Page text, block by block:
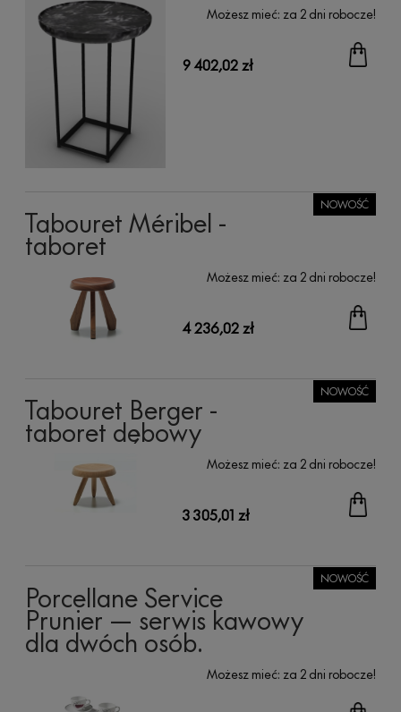
Możesz mieć: za 2 dni robocze!
9 402,02 zł
Tabouret Méribel -
taboret
Możesz mieć: za 2 dni robocze!
4 236,02 zł
NOWOŚĆ
Tabouret Berger -
taboret dębowy
Możesz mieć: za 2 dni robocze!
3 305,01 zł
NOWOŚĆ
Porcellane Service
Prunier — serwis kawowy
dla dwóch osób.
Możesz mieć: za 2 dni robocze!
NOWOŚĆ